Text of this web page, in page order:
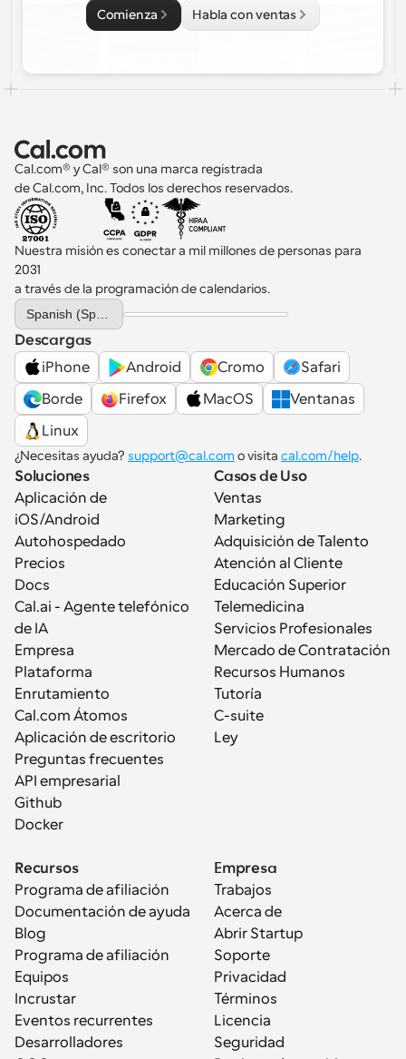
Comienza Habla con ventas
Cal.com® y Cal® son una marca registrada
de Cal.com, Inc. Todos los derechos reservados.
Nuestra misión es conectar a mil millones de personas para
2031
a través de la programación de calendarios.
Select Language
Descargas
iPhone
Android Cromo
Safari
Borde
Firefox MacOS
Ventanas
Linux
¿Necesitas ayuda? support@cal.com o visita cal.com/help.
Soluciones
Aplicación de
iOS/Android
Autohospedado
Precios
Docs
Cal.ai - Agente telefónico
de IA
Empresa
Plataforma
Enrutamiento
Cal.com Átomos
Aplicación de escritorio
Preguntas frecuentes
API empresarial
Github
Docker
Casos de Uso
Ventas
Marketing
Adquisición de Talento
Atención al Cliente
Educación Superior
Telemedicina
Servicios Profesionales
Mercado de Contratación
Recursos Humanos
Tutoría
C-suite
Ley
Recursos
Programa de afiliación
Documentación de ayuda
Blog
Programa de afiliación
Equipos
Incrustar
Eventos recurrentes
Desarrolladores
Empresa
Trabajos
Acerca de
Abrir Startup
Soporte
Privacidad
Términos
Licencia
Seguridad